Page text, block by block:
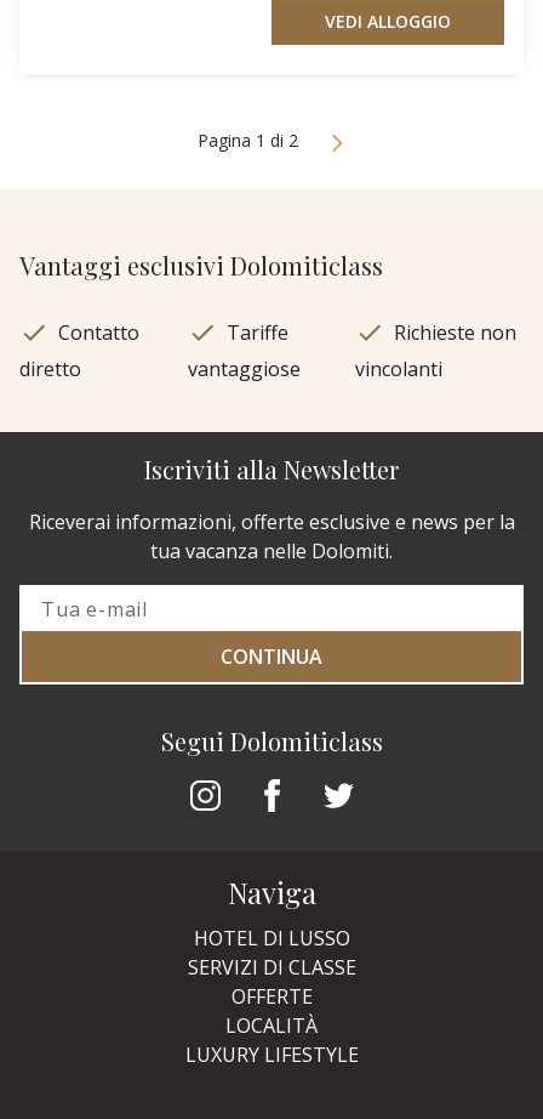
VEDI ALLOGGIO
Pagina 1 di 2
Vantaggi esclusivi Dolomiticlass
Contatto
diretto
Tariffe
vantaggiose
Richieste non
vincolanti
Segui Dolomiticlass
Iscriviti alla Newsletter
Riceverai informazioni, offerte esclusive e news per la
tua vacanza nelle Dolomiti.
CONTINUA
Naviga
HOTEL DI LUSSO
SERVIZI DI CLASSE
OFFERTE
LOCALITÀ
LUXURY LIFESTYLE